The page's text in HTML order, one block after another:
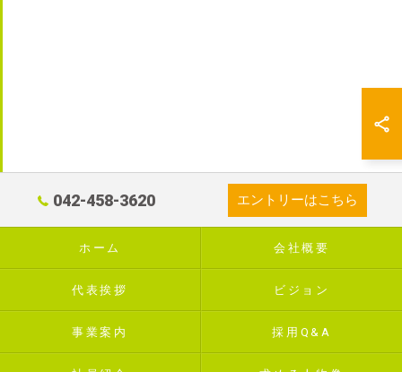
042-458-3620 エントリーはこちら
ホーム 会社概要
代表挨拶 ビジョン
事業案内 採用Q&A